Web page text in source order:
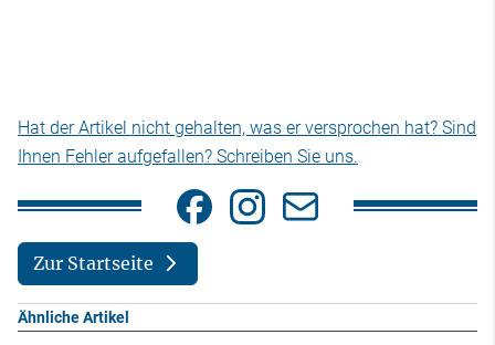
Hat der Artikel nicht gehalten, was er versprochen hat? Sind
Ihnen Fehler aufgefallen? Schreiben Sie uns.
Zur Startseite
Ähnliche Artikel